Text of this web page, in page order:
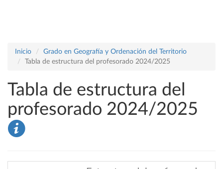
Inicio
Grado en Geografía y Ordenación del Territorio
Tabla de estructura del profesorado 2024/2025
Tabla de estructura del
profesorado 2024/2025